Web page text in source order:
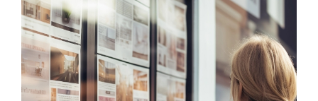
(34150) et Gignac (34150) vous proposent
unesélection de biens de qualité
et variés
: de la villa avec piscine, à la grande
maison de village, de l'immeuble en cœur
de village à l'appartement avec terrasse,
mais aussi des studios, des terrains, des